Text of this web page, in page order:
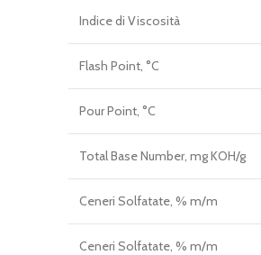
Indice di Viscosità
Flash Point, °C
Pour Point, °C
Total Base Number, mg KOH/g
Ceneri Solfatate, % m/m
Ceneri Solfatate, % m/m